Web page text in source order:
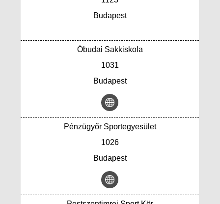
Budapest
Óbudai Sakkiskola
1031
Budapest
Pénzügyőr Sportegyesület
1026
Budapest